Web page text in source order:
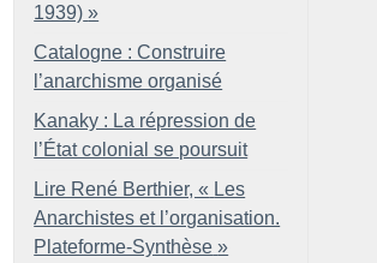
1939) »
Catalogne : Construire
l’anarchisme organisé
Kanaky : La répression de
l’État colonial se poursuit
Lire René Berthier, « Les
Anarchistes et l’organisation.
Plateforme-Synthèse »